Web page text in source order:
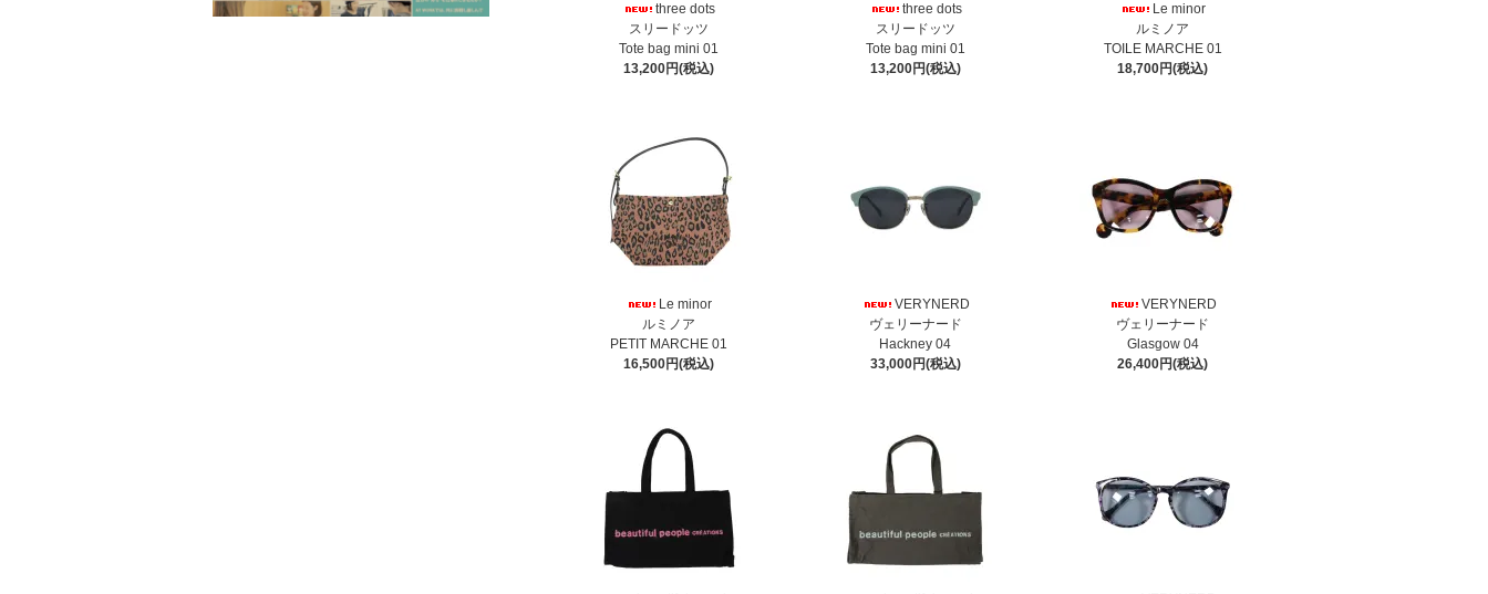
three dots
スリードッツ
Tote bag mini 01
13,200円(税込)
three dots
スリードッツ
Tote bag mini 01
13,200円(税込)
Le minor
ルミノア
TOILE MARCHE 01
18,700円(税込)
Le minor
ルミノア
PETIT MARCHE 01
16,500円(税込)
VERYNERD
ヴェリーナード
Hackney 04
33,000円(税込)
VERYNERD
ヴェリーナード
Glasgow 04
26,400円(税込)